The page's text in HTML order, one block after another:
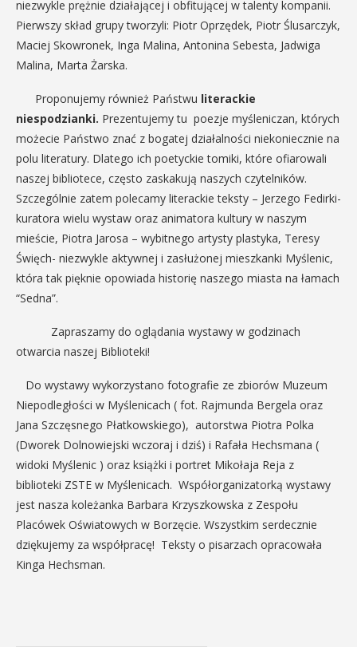
niezwykle prężnie działającej i obfitującej w talenty kompanii.
Pierwszy skład grupy tworzyli: Piotr Oprzędek, Piotr Ślusarczyk,
Maciej Skowronek, Inga Malina, Antonina Sebesta, Jadwiga
Malina, Marta Żarska.
Proponujemy również Państwu literackie
niespodzianki. Prezentujemy tu poezje myśleniczan, których
możecie Państwo znać z bogatej działalności niekoniecznie na
polu literatury. Dlatego ich poetyckie tomiki, które ofiarowali
naszej bibliotece, często zaskakują naszych czytelników.
Szczególnie zatem polecamy literackie teksty – Jerzego Fedirki-
kuratora wielu wystaw oraz animatora kultury w naszym
mieście, Piotra Jarosa – wybitnego artysty plastyka, Teresy
Święch- niezwykle aktywnej i zasłużonej mieszkanki Myślenic,
która tak pięknie opowiada historię naszego miasta na łamach
“Sedna”.
Zapraszamy do oglądania wystawy w godzinach
otwarcia naszej Biblioteki!
Do wystawy wykorzystano fotografie ze zbiorów Muzeum
Niepodległości w Myślenicach ( fot. Rajmunda Bergela oraz
Jana Szczęsnego Płatkowskiego), autorstwa Piotra Polka
(Dworek Dolnowiejski wczoraj i dziś) i Rafała Hechsmana (
widoki Myślenic ) oraz książki i portret Mikołaja Reja z
biblioteki ZSTE w Myślenicach. Współorganizatorką wystawy
jest nasza koleżanka Barbara Krzyszkowska z Zespołu
Placówek Oświatowych w Borzęcie. Wszystkim serdecznie
dziękujemy za współpracę! Teksty o pisarzach opracowała
Kinga Hechsman.